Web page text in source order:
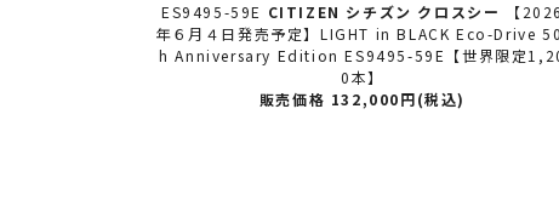
ES9495-59E CITIZEN シチズン クロスシー
【2026
年６月４日発売予定】LIGHT in BLACK Eco-Drive
h Anniversary Edition ES9495-59E【世界限定
0本】
販売価格 132,000円(税込)